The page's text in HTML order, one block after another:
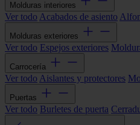
Molduras interiores
Ver todo Acabados de asiento
Molduras exteriores
Ver todo Espejos exteriores
Carrocería
Ver todo Aislantes y protectores
Puertas
Ver todo Burletes de puerta